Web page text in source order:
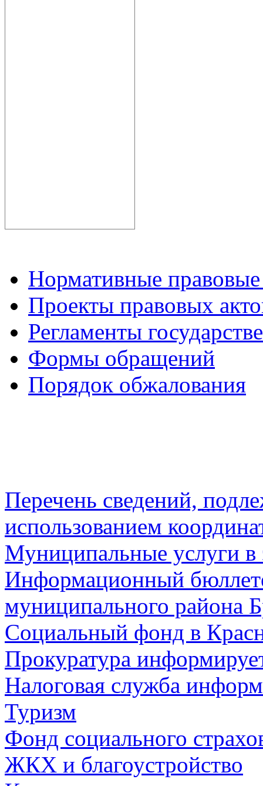
Нормативные
Проекты правовых
Регламенты
Формы обращений
Порядок обжалования
Перечень сведений,
использованием
Муниципальные услуги в
Информационный
муниципального района
Социальный фонд в
Прокуратура
Налоговая служба
Туризм
Фонд социального
ЖКХ и благоустройство